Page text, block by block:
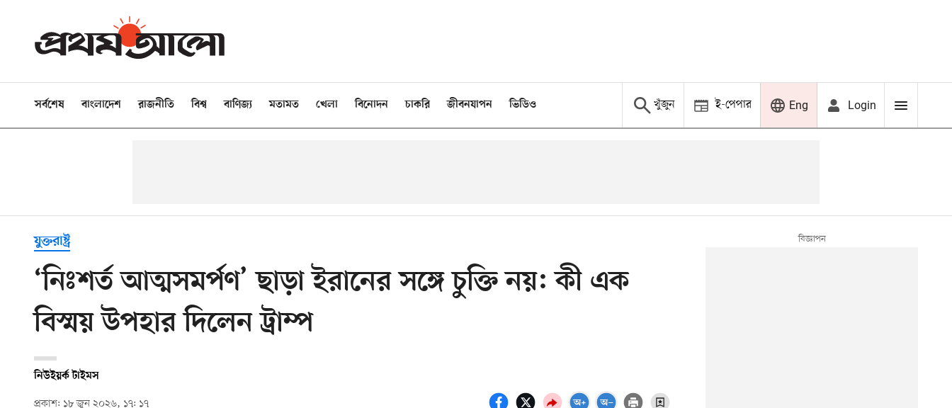
সর্বশেষ বাংলাদেশ রাজনীতি বিশ্ব বাণিজ্য মতামত খেলা বিনোদন চাকরি জীবনযাপন ভিডিও খুঁজুন ই-পেপার Eng Login
যুক্তরাষ্ট্র
‘নিঃশর্ত আত্মসমর্পণ’ ছাড়া ইরানের সঙ্গে চুক্তি নয়: কী এক
বিস্ময় উপহার দিলেন ট্রাম্প
নিউইয়র্ক টাইমস
প্রকাশ: ১৮ জুন ২০২৬, ১৭: ১৭